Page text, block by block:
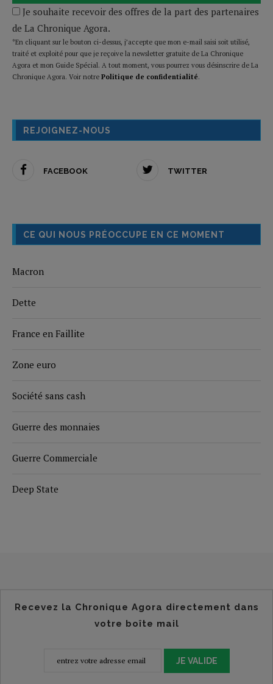
Je souhaite recevoir des offres de la part des partenaires
de La Chronique Agora.
*En cliquant sur le bouton ci-dessus, j’accepte que mon e-mail saisi soit utilisé,
traité et exploité pour que je reçoive la newsletter gratuite de La Chronique
Agora et mon Guide Spécial. A tout moment, vous pourrez vous désinscrire de La
Chronique Agora. Voir notre Politique de confidentialité.
REJOIGNEZ-NOUS
FACEBOOK TWITTER
CE QUI NOUS PRÉOCCUPE EN CE MOMENT
Macron
Dette
France en Faillite
Zone euro
Société sans cash
Guerre des monnaies
Guerre Commerciale
Deep State
Recevez la Chronique Agora directement dans
votre boîte mail
JE VALIDE